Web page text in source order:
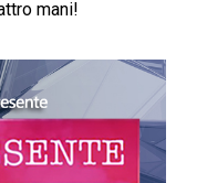
mani!